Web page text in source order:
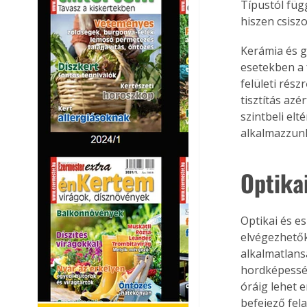
Típustól
hiszen
Kerámia és
esetekben
felületi
tisztítás
szintbeli
Optikai és
óráig lehet
befejező